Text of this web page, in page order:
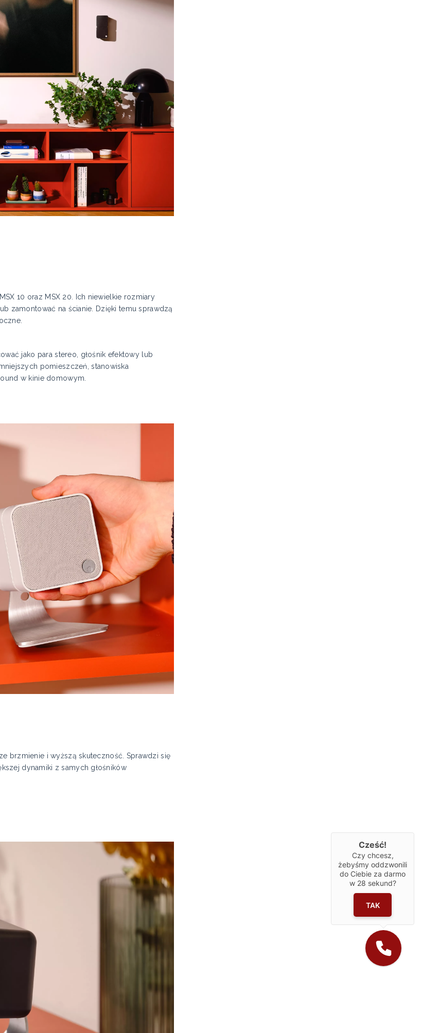
10 oraz MSX 20. Ich niewielkie rozmiary
zamontować na ścianie. Dzięki temu sprawdzą
jako para stereo, głośnik efektowy lub
pomieszczeń, stanowiska
w kinie domowym.
brzmienie i wyższą skuteczność. Sprawdzi się
dynamiki z samych głośników
Cześć!
Czy chcesz,
żebyśmy oddzwonili
do Ciebie za darmo
w 28 sekund?
TAK